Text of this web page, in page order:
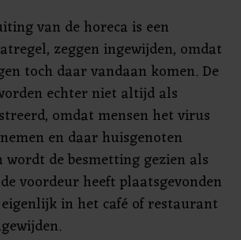
van de horeca is een
zeggen ingewijden, omdat
toch daar vandaan komen. De
echter niet altijd als
omdat mensen het virus
en daar huisgenoten
wordt de besmetting gezien als
voordeur heeft plaatsgevonden
in het café of restaurant